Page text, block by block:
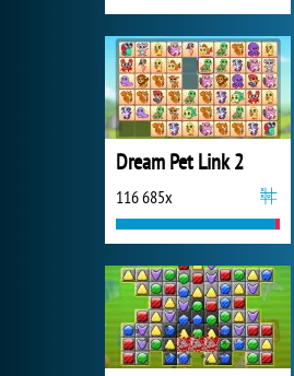
Dream Pet Link 2
116 685x